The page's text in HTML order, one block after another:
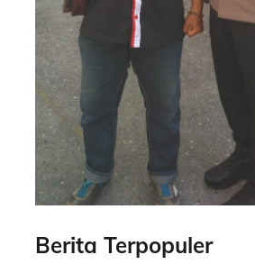
Berita Terpopuler